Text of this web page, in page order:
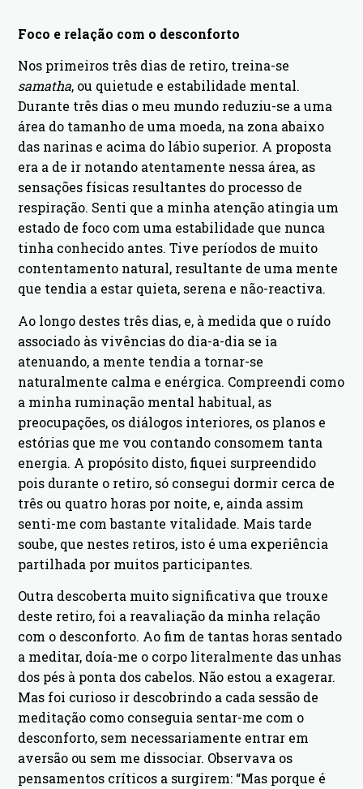
Foco e relação com o desconforto
Nos primeiros três dias de retiro, treina-se
samatha, ou quietude e estabilidade mental.
Durante três dias o meu mundo reduziu-se a uma
área do tamanho de uma moeda, na zona abaixo
das narinas e acima do lábio superior. A proposta
era a de ir notando atentamente nessa área, as
sensações físicas resultantes do processo de
respiração. Senti que a minha atenção atingia um
estado de foco com uma estabilidade que nunca
tinha conhecido antes. Tive períodos de muito
contentamento natural, resultante de uma mente
que tendia a estar quieta, serena e não-reactiva.
Ao longo destes três dias, e, à medida que o ruído
associado às vivências do dia-a-dia se ia
atenuando, a mente tendia a tornar-se
naturalmente calma e enérgica. Compreendi como
a minha ruminação mental habitual, as
preocupações, os diálogos interiores, os planos e
estórias que me vou contando consomem tanta
energia. A propósito disto, fiquei surpreendido
pois durante o retiro, só consegui dormir cerca de
três ou quatro horas por noite, e, ainda assim
senti-me com bastante vitalidade. Mais tarde
soube, que nestes retiros, isto é uma experiência
partilhada por muitos participantes.
Outra descoberta muito significativa que trouxe
deste retiro, foi a reavaliação da minha relação
com o desconforto. Ao fim de tantas horas sentado
a meditar, doía-me o corpo literalmente das unhas
dos pés à ponta dos cabelos. Não estou a exagerar.
Mas foi curioso ir descobrindo a cada sessão de
meditação como conseguia sentar-me com o
desconforto, sem necessariamente entrar em
aversão ou sem me dissociar. Observava os
pensamentos críticos a surgirem: “Mas porque é